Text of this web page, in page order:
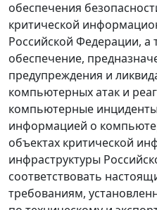
обеспечения
критической
Российской Федерации,
обеспечение,
предупреждения и
компьютерных атак и
компьютерные
информацией о
объектах критической
инфраструктуры
соответствовать
требованиям,